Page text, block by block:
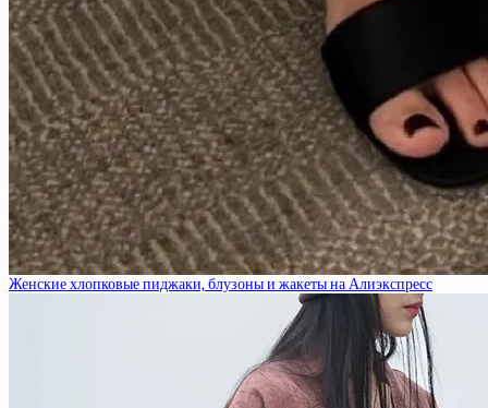
Женские хлопковые пиджаки, блузоны и жакеты на Алиэкспресс